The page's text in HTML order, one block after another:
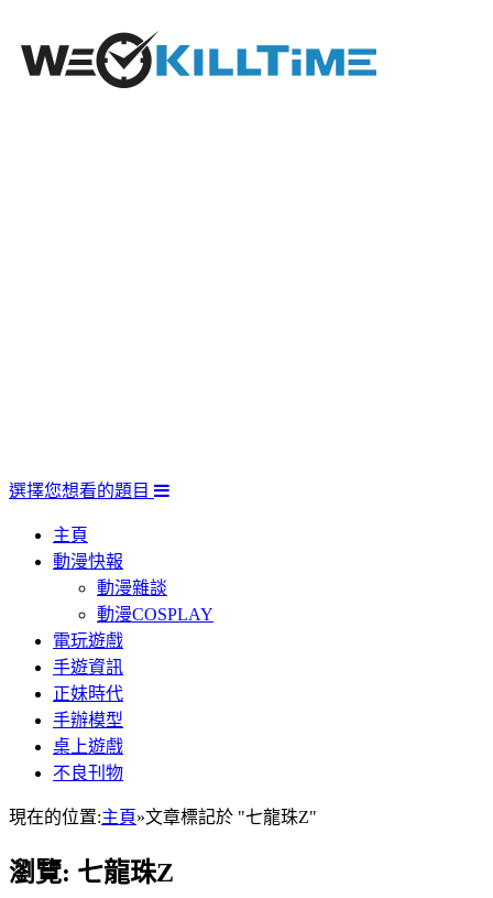
選擇您想看的題目
主頁
動漫快報
動漫雜談
動漫COSPLAY
電玩遊戲
手遊資訊
正妹時代
手辦模型
桌上遊戲
不良刊物
現在的位置:主頁»文章標記於 "七龍珠Z"
瀏覽: 七龍珠Z